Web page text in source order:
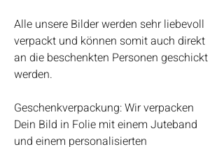
Alle unsere Bilder werden sehr liebevoll
verpackt und können somit auch direkt
an die beschenkten Personen geschickt
werden.
Geschenkverpackung: Wir verpacken
Dein Bild in Folie mit einem Juteband
und einem personalisierten